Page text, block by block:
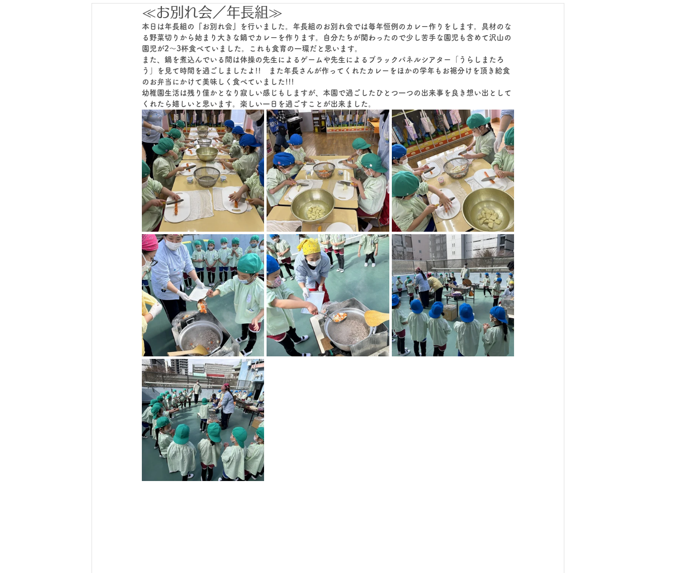
≪お別れ会／年長組≫
本日は年長組の『お別れ会』を行いました。年長組のお別れ会では毎年恒例のカレー作りをします。具材のな
る野菜切りから始まり大きな鍋でカレーを作ります。自分たちが関わったので少し苦手な園児も含めて沢山の
園児が2～3杯食べていました。これも食育の一環だと思います。
また、鍋を煮込んでいる間は体操の先生によるゲームや先生によるブラックパネルシアター「うらしまたろ
う」を見て時間を過ごしましたよ!!　また年長さんが作ってくれたカレーをほかの学年もお裾分けを頂き給食
のお弁当にかけて美味しく食べていました!!!
幼稚園生活は残り僅かとなり寂しい感じもしますが、本園で過ごしたひとつ一つの出来事を良き想い出として
くれたら嬉しいと思います。楽しい一日を過ごすことが出来ました。